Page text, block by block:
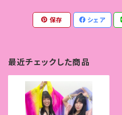
保存 シェア
最近チェックした商品